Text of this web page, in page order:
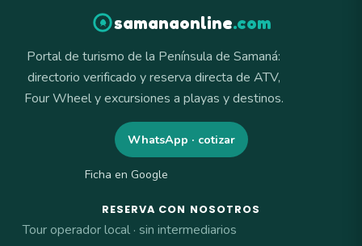
samanaonline.com
Portal de turismo de la Península de Samaná:
directorio verificado y reserva directa de ATV,
Four Wheel y excursiones a playas y destinos.
WhatsApp · cotizar
Ficha en Google
RESERVA CON NOSOTROS
Tour operador local · sin intermediarios